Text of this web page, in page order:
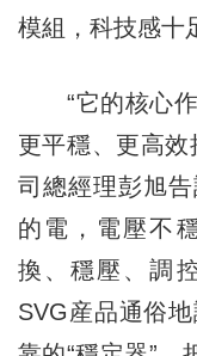
模組，科技感十
“它的核心作
更平穩、更高效
司總經理彭旭
的電，電壓不
換、穩壓、調
SVG産品通俗